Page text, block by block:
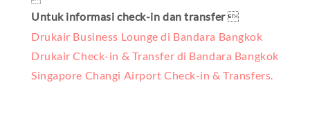
Untuk informasi check-in dan transfer
Drukair Business Lounge di Bandara Bangkok
Drukair Check-in & Transfer di Bandara Bangkok
Singapore Changi Airport Check-in & Transfers.